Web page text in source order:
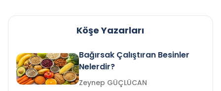
Köşe Yazarları
Bağırsak Çalıştıran Besinler
Nelerdir?
Zeynep GÜÇLÜCAN